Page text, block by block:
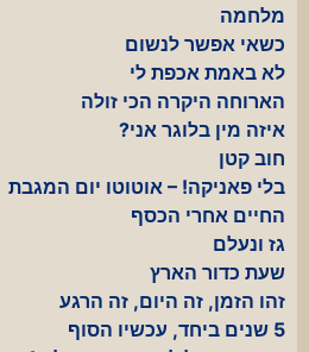
מלחמה
כשאי אפשר לנשום
לא באמת אכפת לי
הארוחה היקרה הכי זולה
איזה מין בלוגר אני?
חוב קטן
בלי פאניקה! – אוטוטו יום המגבת
החיים אחרי הכסף
גז ונעלם
שעת כדור הארץ
זהו הזמן, זה היום, זה הרגע
5 שנים ביחד, עכשיו הסוף